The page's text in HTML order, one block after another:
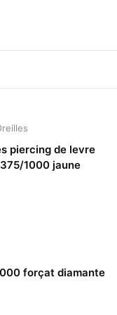
piercing de levre
1000 jaune
forçat diamante